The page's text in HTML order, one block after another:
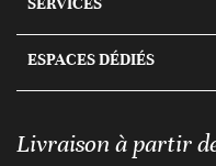
ESPACES DÉDIÉS
Livraison à partir